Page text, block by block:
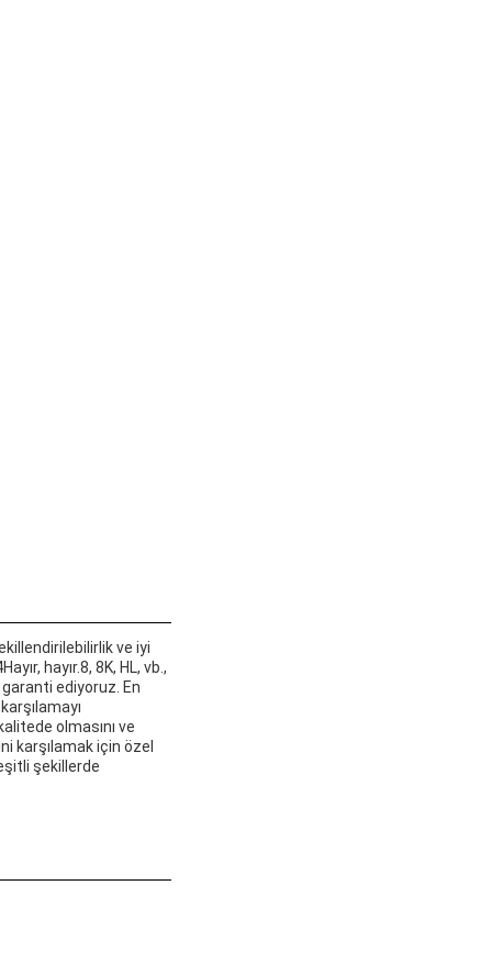
ve iyi
hayır.8, 8K, HL, vb.,
ediyoruz. En
olmasını ve
karşılamak için özel
şekillerde